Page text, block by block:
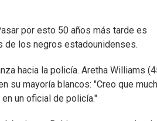
por esto 50 años más tarde es
de los negros estadounidenses.
hacia la policía. Aretha Williams
su mayoría blancos: "Creo que
un oficial de policía."